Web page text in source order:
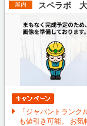
屋内 スペラボ
「ジャパントラン
も値引き可能。 お気